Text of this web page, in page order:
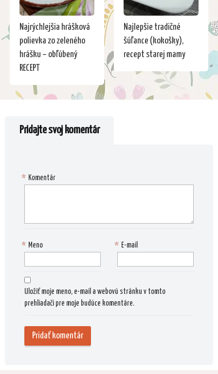
Najrýchlejšia hrášková
polievka zo zeleného
hrášku – obľúbený
RECEPT
Najlepšie tradičné
šúľance (kokošky),
recept starej mamy
Pridajte svoj komentár
Komentár
*
Meno
* E-mail
*
Uložiť moje meno, e-mail a webovú stránku v tomto
prehliadači pre moje budúce komentáre.